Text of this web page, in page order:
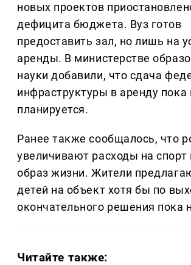
новых проектов
дефицита бюджета. Вуз готов
предоставить зал, но лишь на
аренды. В министерстве
науки добавили, что сдача
инфраструктуры в аренду пока
планируется.
Ранее также сообщалось, что
увеличивают расходы на
образ жизни. Жители
детей на объект хотя бы по
окончательного решения пока
Читайте также: